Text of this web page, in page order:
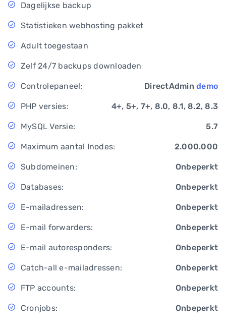
Dagelijkse backup
Statistieken webhosting pakket
Adult toegestaan
Zelf 24/7 backups downloaden
Controlepaneel: DirectAdmindemo
PHP versies: 4+, 5+, 7+, 8.0, 8.1, 8.2, 8.3
MySQL Versie: 5.7
Maximum aantal Inodes: 2.000.000
Subdomeinen: Onbeperkt
Databases: Onbeperkt
E-mailadressen: Onbeperkt
E-mail forwarders: Onbeperkt
E-mail autoresponders: Onbeperkt
Catch-all e-mailadressen: Onbeperkt
FTP accounts: Onbeperkt
Cronjobs: Onbeperkt